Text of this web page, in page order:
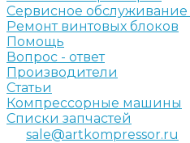
Сервисное
Ремонт винтовых блоков
Помощь
Вопрос - ответ
Производители
Статьи
Компрессорные машины
Списки запчастей
sale@artkompressor.ru